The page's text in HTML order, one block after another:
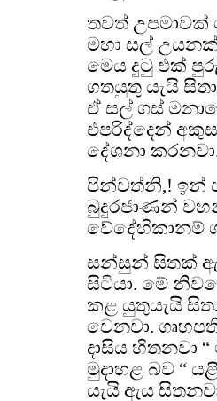
තවත් උපමාවක්
මහා සල්
මෙය දුටු එක්
ගතයුතු යැයි
ඒ සල් ගස්
එපරිද්දෙන්
දේශනා
පින්වත්නි,! ඉන්
බුදුරජාණන්
වේදේහිකානම්
සන්සුන් සිතක්
සිටියා. මේ
කළ යුතුයැයි
වෙනවා.
දාසිය හිතනවා
මුදාහළ බව “
යැයි ඇය